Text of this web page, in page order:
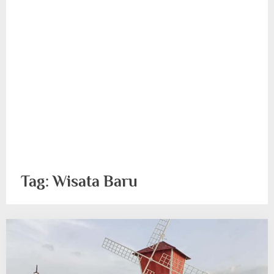
Tag:Wisata Baru